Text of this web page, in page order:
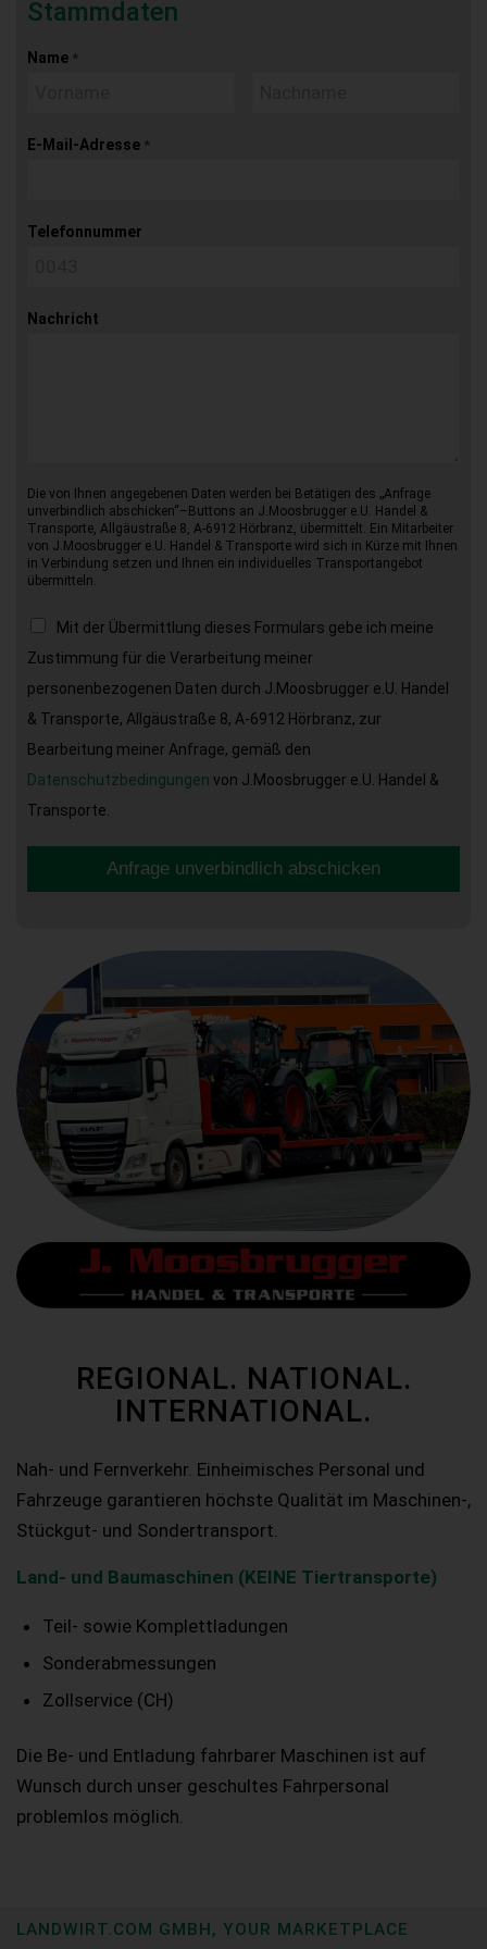
Stammdaten
Name *
E-Mail-Adresse *
Telefonnummer
Nachricht
Die von Ihnen angegebenen Daten werden bei Betätigen des „Anfrage
unverbindlich abschicken“–Buttons an J.Moosbrugger e.U. Handel &
Transporte, Allgäustraße 8, A-6912 Hörbranz, übermittelt. Ein Mitarbeiter
von J.Moosbrugger e.U. Handel & Transporte wird sich in Kürze mit Ihnen
in Verbindung setzen und Ihnen ein individuelles Transportangebot
übermitteln.
Mit der Übermittlung dieses Formulars gebe ich meine
Zustimmung für die Verarbeitung meiner
personenbezogenen Daten durch J.Moosbrugger e.U. Handel
& Transporte, Allgäustraße 8, A-6912 Hörbranz, zur
Bearbeitung meiner Anfrage, gemäß den
Datenschutzbedingungen von J.Moosbrugger e.U. Handel &
Transporte.
Anfrage unverbindlich abschicken
REGIONAL. NATIONAL.
INTERNATIONAL.
Nah- und Fernverkehr. Einheimisches Personal und
Fahrzeuge garantieren höchste Qualität im Maschinen-,
Stückgut- und Sondertransport.
Land- und Baumaschinen (KEINE Tiertransporte)
Teil- sowie Komplettladungen
Sonderabmessungen
Zollservice (CH)
Die Be- und Entladung fahrbarer Maschinen ist auf
Wunsch durch unser geschultes Fahrpersonal
problemlos möglich.
LANDWIRT.COM GMBH, YOUR MARKETPLACE